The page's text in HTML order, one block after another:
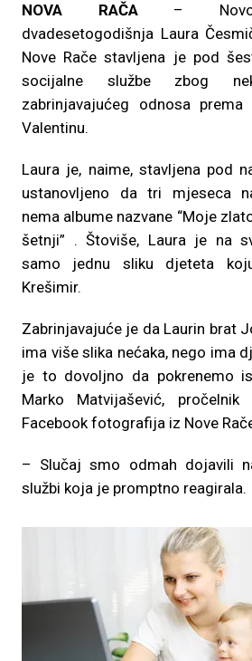
NOVA RAČA–
dvadesetogodišnja Laura
Nove Rače stavljena je pod
socijalne službe zbog
zabrinjavajućeg odnosa
Valentinu.
Laura je, naime, stavljena pod
ustanovljeno da tri mjeseca
nema albume nazvane “Moje
šetnji” . Štoviše, Laura je na
samo jednu sliku djeteta
Krešimir.
Zabrinjavajuće je da Laurin brat
ima više slika nećaka, nego ima
je to dovoljno da pokrenemo
Marko Matvijašević,
Facebook fotografija iz Nove
– Slučaj smo odmah dojavili
službi koja je promptno reagirala.